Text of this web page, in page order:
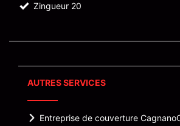
Zingueur 20
AUTRES SERVICES
Entreprise de couverture Cagnano